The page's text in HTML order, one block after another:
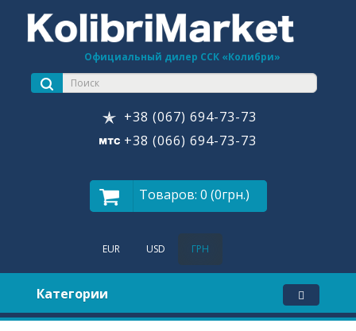
Официальный дилер ССК «Колибри»
+38 (067) 694-73-73
+38 (066) 694-73-73
Товаров: 0 (0грн.)
EUR USD ГРН
Категории